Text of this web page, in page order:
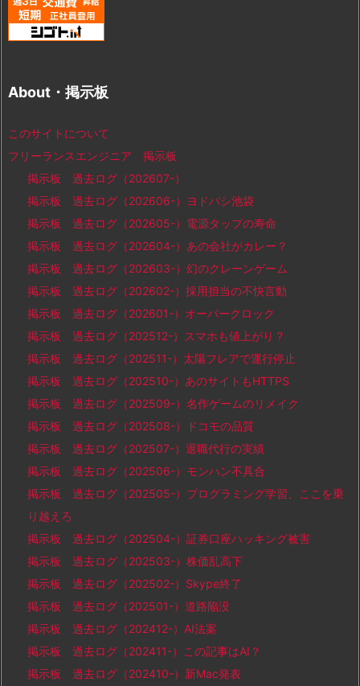
About・掲示板
このサイトについて
フリーランスエンジニア 掲示板
掲示板 過去ログ（202607-）
掲示板 過去ログ（202606-）ヨドバシ池袋
掲示板 過去ログ（202605-）電源タップの寿命
掲示板 過去ログ（202604-）あの会社がカレー？
掲示板 過去ログ（202603-）幻のクレーンゲーム
掲示板 過去ログ（202602-）採用担当の不快言動
掲示板 過去ログ（202601-）オーバークロック
掲示板 過去ログ（202512-）スマホも値上がり？
掲示板 過去ログ（202511-）太陽フレアで運行停止
掲示板 過去ログ（202510-）あのサイトもHTTPS
掲示板 過去ログ（202509-）名作ゲームのリメイク
掲示板 過去ログ（202508-）ドコモの品質
掲示板 過去ログ（202507-）退職代行の実績
掲示板 過去ログ（202506-）モンハン不具合
掲示板 過去ログ（202505-）プログラミング学習、ここを乗
り越えろ
掲示板 過去ログ（202504-）証券口座ハッキング被害
掲示板 過去ログ（202503-）株価乱高下
掲示板 過去ログ（202502-）Skype終了
掲示板 過去ログ（202501-）道路陥没
掲示板 過去ログ（202412-）AI法案
掲示板 過去ログ（202411-）この記事はAI？
掲示板 過去ログ（202410-）新Mac発表